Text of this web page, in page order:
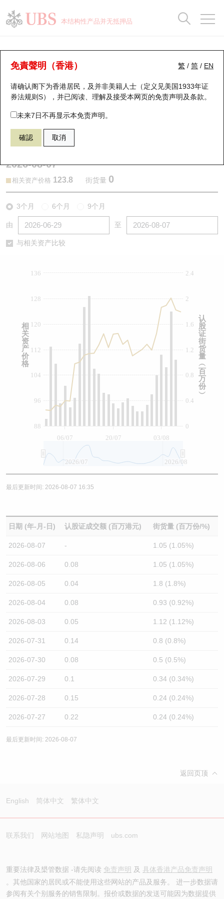
本结构性产品并无抵押品
繁 / 简 / EN
免責聲明（香港）
请确认阁下为香港居民，及并非美籍人士（定义见美国1933年证
券法规则S），并已阅读、理解及接受本网页的免责声明及条款。
未来7日不再显示本免责声明。
確認 取消
认股证分析仪
表现 街货统计 比较
14318 瑞银认沽 9988 阿里巴巴
2026-08-07
相关资产价格 123.8 街货量 0
3个月 6个月 9个月
由 至
与相关资产比较
06/07 20/07 03/08
0
0.4
0.8
1.2
1.6
2
2.4
88
96
104
112
120
128
136
2026/07 2026/08
认
股
证
街
货
量
︵
百
万
份
︶
相
关
资
产
价
格
最后更新时间: 2026-08-07 16:35
日期 (年-月-日) 认股证成交额 (百万港元) 街货量 (百万份/%)
2026-08-07 - 1.05 (1.05%)
2026-08-06 0.08 1.05 (1.05%)
2026-08-05 0.04 1.8 (1.8%)
2026-08-04 0.08 0.93 (0.92%)
2026-08-03 0.05 1.12 (1.12%)
2026-07-31 0.14 0.8 (0.8%)
2026-07-30 0.08 0.5 (0.5%)
2026-07-29 0.1 0.34 (0.34%)
2026-07-28 0.15 0.24 (0.24%)
2026-07-27 0.22 0.24 (0.24%)
最后更新时间: 2026-08-07
返回页顶
English 简体中文 繁体中文
联系我们 网站地图 私隐声明 ubs.com
重要法律及槼管数据 -请先阅读 免责声明 及 具体香港产品免责声明
。其他国家的居民或不能使用这些网站的产品及服务。 进一步数据请
参阅有关个别服务的销售限制。报价或数据的发送可能因为数据提供
瑞银认股证一览
新发行瑞银认股证
即将到期认股证
认股证到期结算价查找
认股证分析仪
认股证/牛熊证日志
街货统计
比较
牛熊全景快搜
牛熊证搜寻
牛熊证街货分布图
正股牛熊证列表
新发行瑞银牛熊证
牛熊证到期结算价查找
牛熊证文件及公告 (瑞信)
街货统计
比较
十大升幅/跌幅
十大认股证成交分布
十天股证占大市成交
资金流
街货统计
正股分析仪
二十大活跃股份
恒指成份股
国指成份股
科指成份股
中资ETFs溢价比较
收市竞价变化
持股比重
显示所有持股比重
每月轮证大市专题
轮证专栏
讲座及教育短片
认股证投资者教育
牛熊证投资者教育